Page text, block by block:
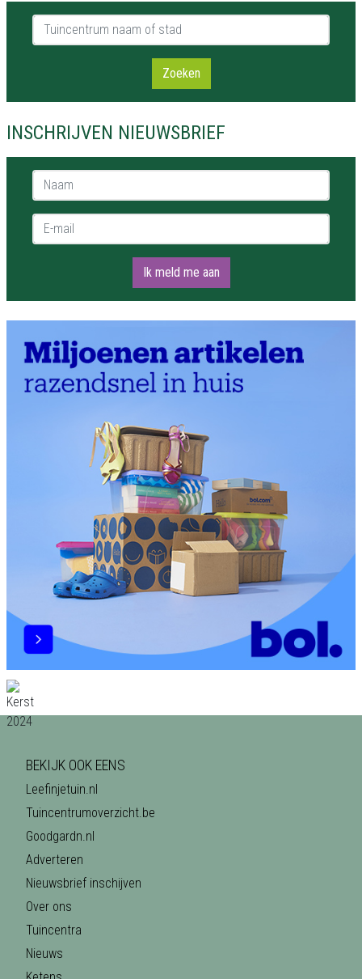
Tuincentrum naam of stad
Zoeken
INSCHRIJVEN NIEUWSBRIEF
Naam *
E-mail *
Ik meld me aan
BEKIJK OOK EENS
Leefinjetuin.nl
Tuincentrumoverzicht.be
Goodgardn.nl
Adverteren
Nieuwsbrief inschijven
Over ons
Tuincentra
Nieuws